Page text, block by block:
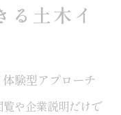
る土木イ
験型アプローチ
や企業説明だけで